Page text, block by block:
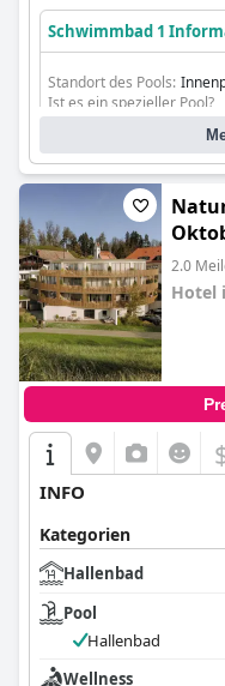
Schwimmbad 1
Standort des Pools:
Ist es ein spezieller Pool?
Beheizter Pool
2.0
Hotel
INFO
Kategorien
Hallenbad
Pool
Hallenbad
Wellness